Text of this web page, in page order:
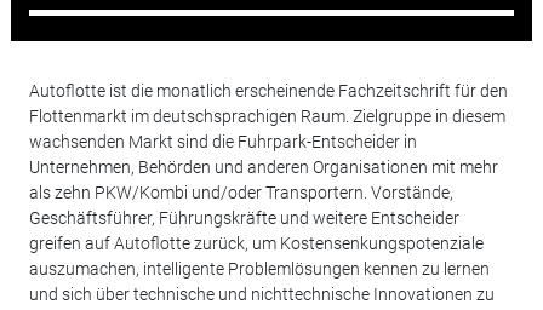
Autoflotte ist die monatlich erscheinende Fachzeitschrift für den
Flottenmarkt im deutschsprachigen Raum. Zielgruppe in diesem
wachsenden Markt sind die Fuhrpark-Entscheider in
Unternehmen, Behörden und anderen Organisationen mit mehr
als zehn PKW/Kombi und/oder Transportern. Vorstände,
Geschäftsführer, Führungskräfte und weitere Entscheider
greifen auf Autoflotte zurück, um Kostensenkungspotenziale
auszumachen, intelligente Problemlösungen kennen zu lernen
und sich über technische und nichttechnische Innovationen zu